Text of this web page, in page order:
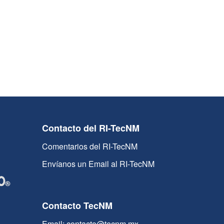
Contacto del RI-TecNM
Comentarios del RI-TecNM
Envíanos un Email al RI-TecNM
Contacto TecNM